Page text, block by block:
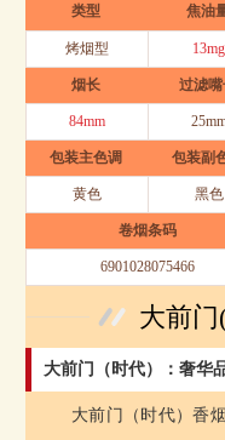
类型 焦油
烤烟型 13mg
烟长 过滤
84mm
包装主色调 包装副
黄色 黑色
卷烟条码
6901028075466
大前
大前门（时代）：奢华
大前门（时代）香